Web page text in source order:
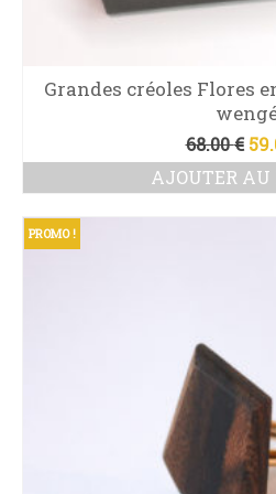
Grandes créoles Flores
68.00€ Le
AJOUTER AU
PROMO !